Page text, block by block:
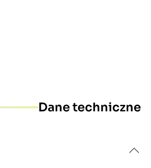
Dane techniczne